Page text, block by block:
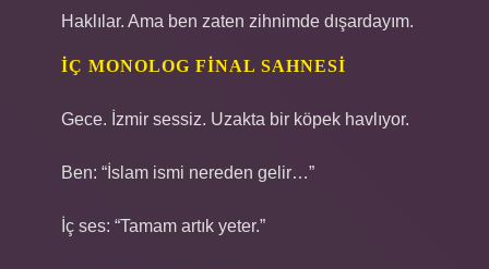
Haklılar. Ama ben zaten zihnimde dışardayım.
İÇ MONOLOG FINAL SAHNESI
Gece. İzmir sessiz. Uzakta bir köpek havlıyor.
Ben: “İslam ismi nereden gelir…”
İç ses: “Tamam artık yeter.”